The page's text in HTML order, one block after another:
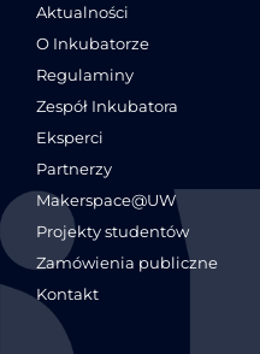
Aktualności
O Inkubatorze
Regulaminy
Zespół Inkubatora
Eksperci
Partnerzy
Makerspace@UW
Projekty studentów
Zamówienia publiczne
Kontakt